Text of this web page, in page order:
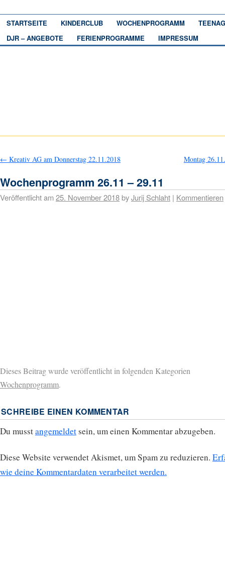
STARTSEITE KINDERCLUB WOCHENPROGRAMM
DJR – ANGEBOTE
FERIENPROGRAMME IMPRESSUM
← Kreativ AG am Donnerstag 22.11.2018 Montag
Wochenprogramm 26.11 – 29.11
Veröffentlicht am25. November 2018byJurij Schlaht | Kommentieren
Dieses Beitrag wurde veröffentlicht in folgenden Kategorien
Wochenprogramm.
SCHREIBE EINEN KOMMENTAR
Du musstangemeldet sein, um einen Kommentar abzugeben.
Diese Website verwendet Akismet, um Spam zu reduzieren.
wie deine Kommentardaten verarbeitet werden.